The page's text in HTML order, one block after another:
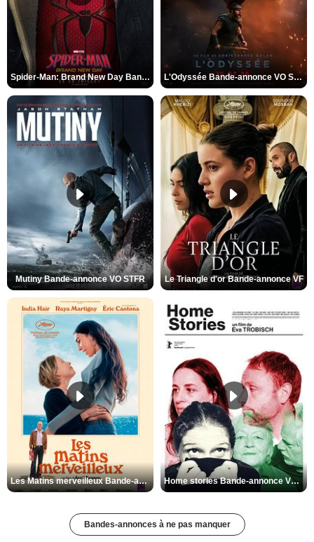
Spider-Man: Brand New Day Bande-annonce VO STFR L'Odyssée Bande-annonce VO STFR
Mutiny Bande-annonce VO STFR Le Triangle d'or Bande-annonce VF
Les Matins merveilleux Bande-annonce VF Home stories Bande-annonce VO STFR
Bandes-annonces à ne pas manquer